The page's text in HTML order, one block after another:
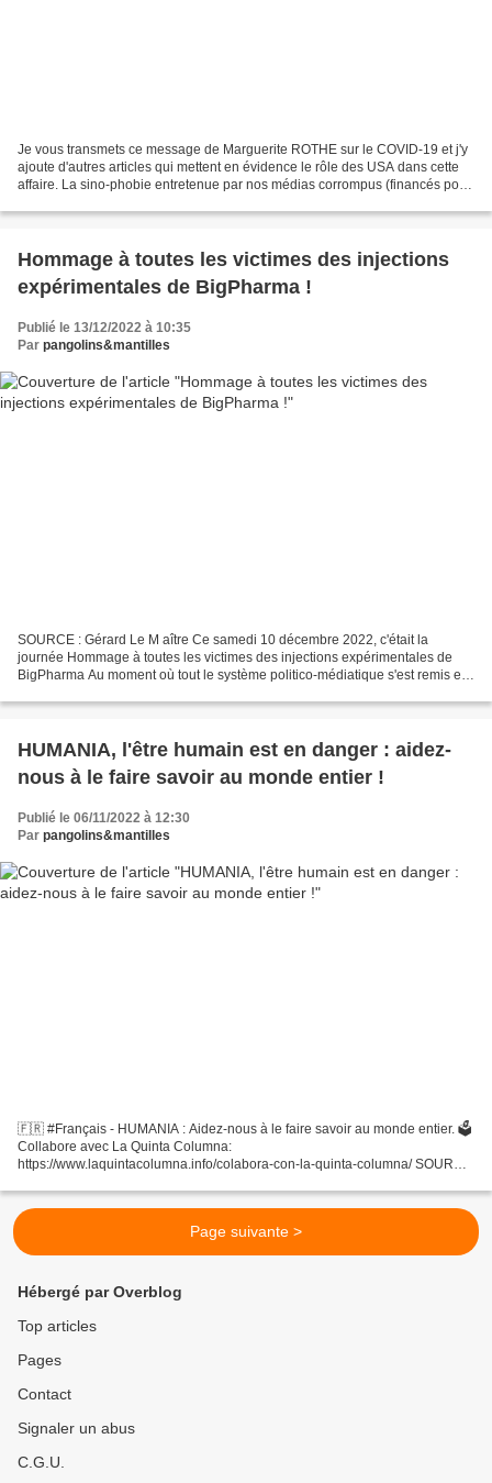
Je vous transmets ce message de Marguerite ROTHE sur le COVID-19 et j'y
ajoute d'autres articles qui mettent en évidence le rôle des USA dans cette
affaire. La sino-phobie entretenue par nos médias corrompus (financés pour
Hommage à toutes les victimes des injections
expérimentales de BigPharma !
Publié le 13/12/2022 à 10:35
Par pangolins&mantilles
SOURCE : Gérard Le M aître Ce samedi 10 décembre 2022, c'était la
journée Hommage à toutes les victimes des injections expérimentales de
BigPharma Au moment où tout le système politico-médiatique s'est remis en
HUMANIA, l'être humain est en danger : aidez-
nous à le faire savoir au monde entier !
Publié le 06/11/2022 à 12:30
Par pangolins&mantilles
🇫🇷 #Français - HUMANIA : Aidez-nous à le faire savoir au monde entier. 🗳
Collabore avec La Quinta Columna:
https://www.laquintacolumna.info/colabora-con-la-quinta-columna/ SOURCE
appelé...
Page suivante >
Hébergé par Overblog
Top articles
Pages
Contact
Signaler un abus
C.G.U.